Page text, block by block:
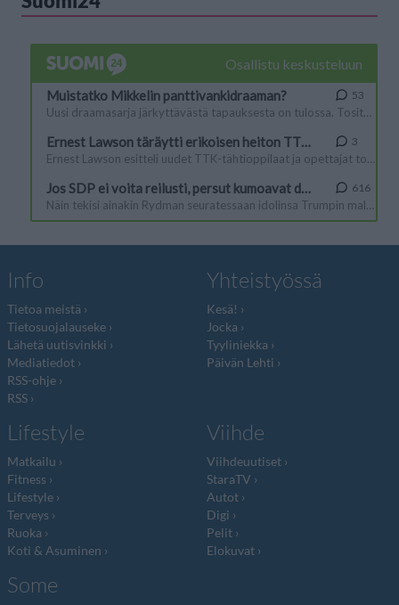
Info
Tietoa meistä
Tietosuojalauseke
Lähetä uutisvinkki
Mediatiedot
RSS-ohje
RSS
Yhteistyössä
Kesä!
Jocka
Tyyliniekka
Päivän Lehti
Lifestyle
Matkailu
Fitness
Lifestyle
Terveys
Ruoka
Koti & Asuminen
Viihde
Viihdeuutiset
StaraTV
Autot
Digi
Pelit
Elokuvat
Some